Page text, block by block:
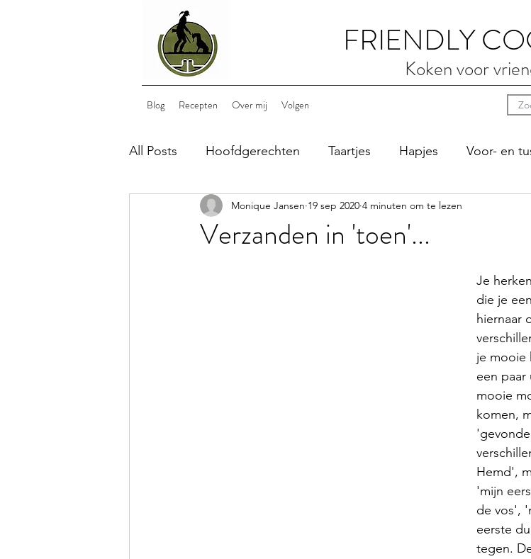
FRIENDLY
Koken voor
Blog Recepten Over mij Volgen
All Posts Hoofdgerechten Taartjes Hapjes Voor- en
Bijgerechten Nagerechten Luie zondag Sauzen
Verzanden in 'toen'...
Monique Jansen 19 sep 2020 4 minuten om te lezen
Je
die je
hiernaar
je mooie
een paar
mooie
komen,
Hemd',
'mijn
de vos',
eerste
tegen.